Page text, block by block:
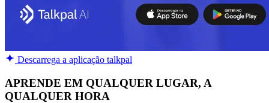
Descarrega a aplicação talkpal
APRENDE EM QUALQUER LUGAR, A
QUALQUER HORA